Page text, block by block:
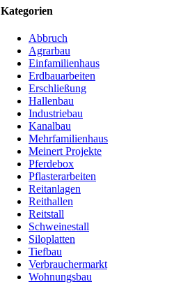
Kategorien
Abbruch
Agrarbau
Einfamilienhaus
Erdbauarbeiten
Erschließung
Hallenbau
Industriebau
Kanalbau
Mehrfamilienhaus
Meinert Projekte
Pferdebox
Pflasterarbeiten
Reitanlagen
Reithallen
Reitstall
Schweinestall
Siloplatten
Tiefbau
Verbrauchermarkt
Wohnungsbau